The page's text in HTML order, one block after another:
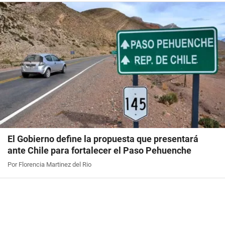
El Gobierno define la propuesta que presentará
ante Chile para fortalecer el Paso Pehuenche
Por Florencia Martinez del Rio